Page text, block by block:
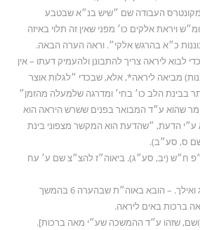
מקונטרס העבודה שם ״שיש בנ״א שבטבע
ויראת אלקים כו׳ מפני שאין זה תלוי באיזה
כ״א בהרגש אלקי״. וראה הערה הבאה.
לבוא ליראה צריך להתבונן ולהעמיק דעתו – אין
מביאה ליראה*, אלא, שבכדי ״לגלות אוצר
בבינת הלב כו׳ בחי׳ ומדרגה שלמעלה מהזמן״
שהוא ע״ד המבואר בפנים ששרש היראה הוא
ע״י הדעת, ״שהדעת הוא המקשר מצפוני בינת
שם ס, סע״ב).
ח״ש (יב, סע״ג). ביאוה״ז להצ״צ שם ע׳ עח
24) ראה לקו״ת מסעי צא, ג ואילך. – הובא באוה״ת שבהערה 6 בהמשך
ברכות באים ליראה.
שזהו ע״ד ההמשכה שע״י מאה ברכות].